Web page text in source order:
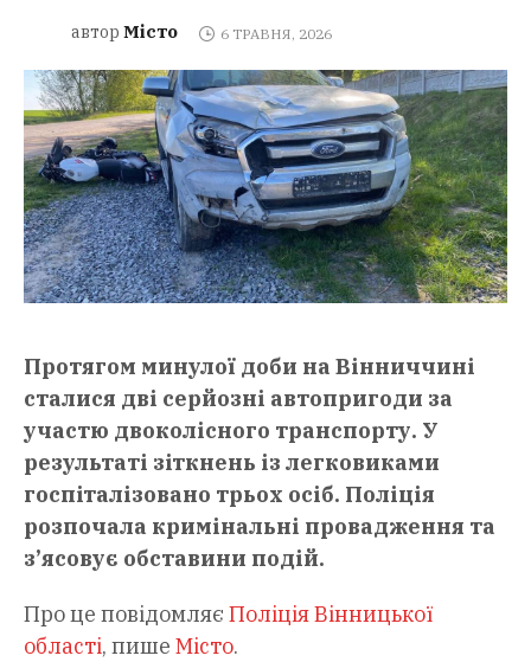
автор Місто 6 ТРАВНЯ, 2026
Протягом минулої доби на Вінниччині
сталися дві серйозні автопригоди за
участю двоколісного транспорту. У
результаті зіткнень із легковиками
госпіталізовано трьох осіб. Поліція
розпочала кримінальні провадження та
з’ясовує обставини подій.
Про це повідомляє Поліція Вінницької
області, пише Місто.